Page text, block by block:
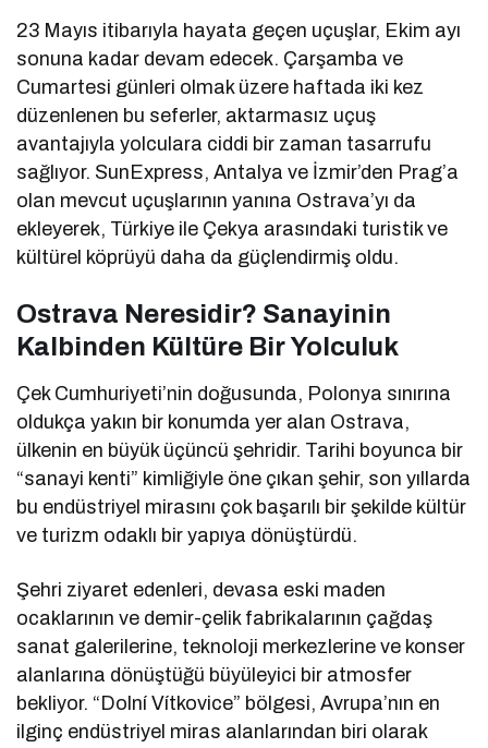
23 Mayıs itibarıyla hayata geçen uçuşlar, Ekim ayı
sonuna kadar devam edecek. Çarşamba ve
Cumartesi günleri olmak üzere haftada iki kez
düzenlenen bu seferler, aktarmasız uçuş
avantajıyla yolculara ciddi bir zaman tasarrufu
sağlıyor. SunExpress, Antalya ve İzmir’den Prag’a
olan mevcut uçuşlarının yanına Ostrava’yı da
ekleyerek, Türkiye ile Çekya arasındaki turistik ve
kültürel köprüyü daha da güçlendirmiş oldu.
Ostrava Neresidir? Sanayinin
Kalbinden Kültüre Bir Yolculuk
Çek Cumhuriyeti’nin doğusunda, Polonya sınırına
oldukça yakın bir konumda yer alan Ostrava,
ülkenin en büyük üçüncü şehridir. Tarihi boyunca bir
“sanayi kenti” kimliğiyle öne çıkan şehir, son yıllarda
bu endüstriyel mirasını çok başarılı bir şekilde kültür
ve turizm odaklı bir yapıya dönüştürdü.
Şehri ziyaret edenleri, devasa eski maden
ocaklarının ve demir-çelik fabrikalarının çağdaş
sanat galerilerine, teknoloji merkezlerine ve konser
alanlarına dönüştüğü büyüleyici bir atmosfer
bekliyor. “Dolní Vítkovice” bölgesi, Avrupa’nın en
ilginç endüstriyel miras alanlarından biri olarak